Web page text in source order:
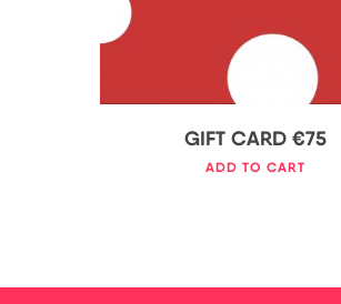
GIFT CARD €75
ADD TO CART